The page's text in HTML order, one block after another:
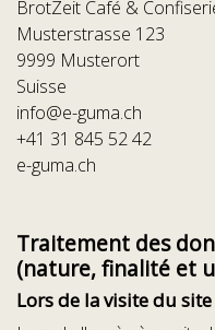
BrotZeit Café &
Musterstrasse 123
9999 Musterort
Suisse
info@e-guma.ch
+41 31 845 52 42
e-guma.ch
Traitement des
(nature, finalité et
Lors de la visite du site